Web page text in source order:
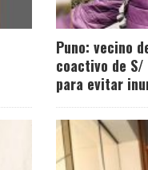
Puno: vecino
coactivo de
para evitar